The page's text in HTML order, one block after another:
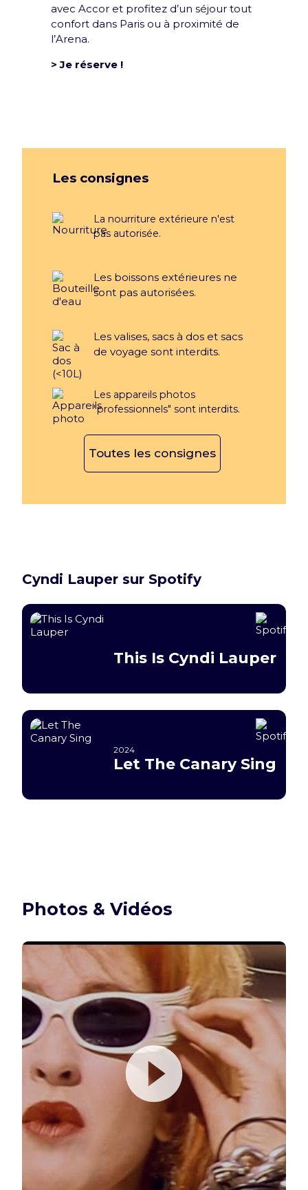
Mentions légales et CGU
Politique de confidentialité
Rejoins la team
avec Accor et profitez d’un séjour tout
confort dans Paris ou à proximité de
l’Arena.
> Je réserve !
Les consignes
La nourriture extérieure n'est
pas autorisée.
Les boissons extérieures ne
sont pas autorisées.
Les valises, sacs à dos et sacs
de voyage sont interdits.
Les appareils photos
"professionnels" sont interdits.
Toutes les consignes
Cyndi Lauper sur Spotify
This Is Cyndi Lauper
Let The Canary Sing
2024
Photos & Vidéos